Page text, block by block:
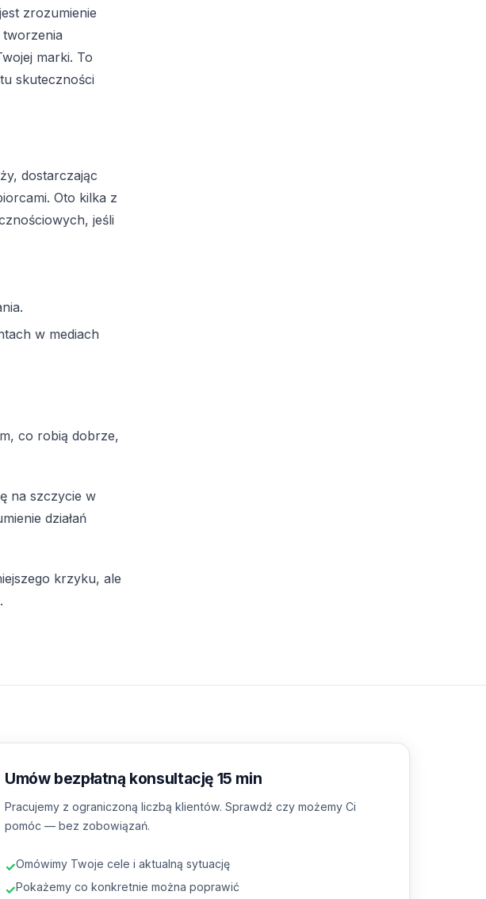
zrozumienie
marki. To
skuteczności
dostarczając
Oto kilka z
jeśli
w mediach
co robią dobrze,
na szczycie w
działań
krzyku, ale
Umów bezpłatną konsultację 15 min
Pracujemy z ograniczoną liczbą klientów. Sprawdź czy możemy Ci
pomóc — bez zobowiązań.
✓Omówimy Twoje cele i aktualną sytuację
✓Pokażemy co konkretnie można poprawić